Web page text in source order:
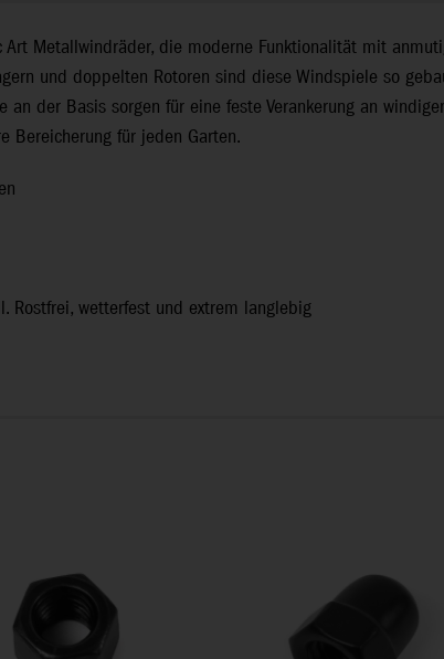
Metallwindräder, die moderne Funktionalität mit
und doppelten Rotoren sind diese Windspiele so
der Basis sorgen für eine feste Verankerung an
Bereicherung für jeden Garten.
Rostfrei, wetterfest und extrem langlebig